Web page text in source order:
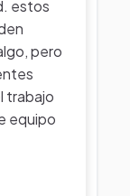
estos
pero
trabajo
equipo